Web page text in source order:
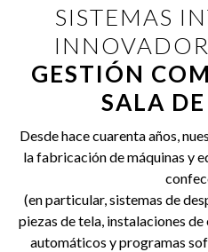
SISTEMAS
GESTIÓN
SALA
Desde hace cuarenta años,
la fabricación de máquinas y
(en particular, sistemas de
piezas de tela, instalaciones
automáticos y programas